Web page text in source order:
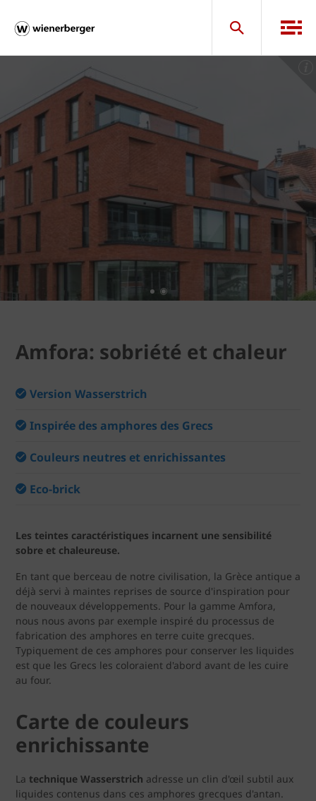
Amfora: sobriété et chaleur
Version Wasserstrich
Inspirée des amphores des Grecs
Couleurs neutres et enrichissantes
Eco-brick
Les teintes caractéristiques incarnent une sensibilité
sobre et chaleureuse.
En tant que berceau de notre civilisation, la Grèce antique a
déjà servi à maintes reprises de source d'inspiration pour
de nouveaux développements. Pour la gamme Amfora,
nous nous avons par exemple inspiré du processus de
fabrication des amphores en terre cuite grecques.
Typiquement de ces amphores pour conserver les liquides
est que les Grecs les coloraient d'abord avant de les cuire
au four.
Carte de couleurs
enrichissante
La technique Wasserstrich adresse un clin d'œil subtil aux
liquides contenus dans ces amphores grecques d'antan.